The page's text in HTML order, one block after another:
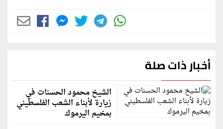
أخبار ذات صلة
الشيخ محمود الحسنات في
زيارة لأبناء الشعب الفلسطيني
بمخيم اليرموك